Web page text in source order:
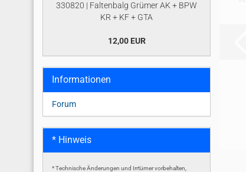
330820 | Faltenbalg Grümer AK + BPW
KR + KF + GTA
12,00 EUR
Informationen
Forum
* Hinweis
* Technische Änderungen und Irrtümer vorbehalten,